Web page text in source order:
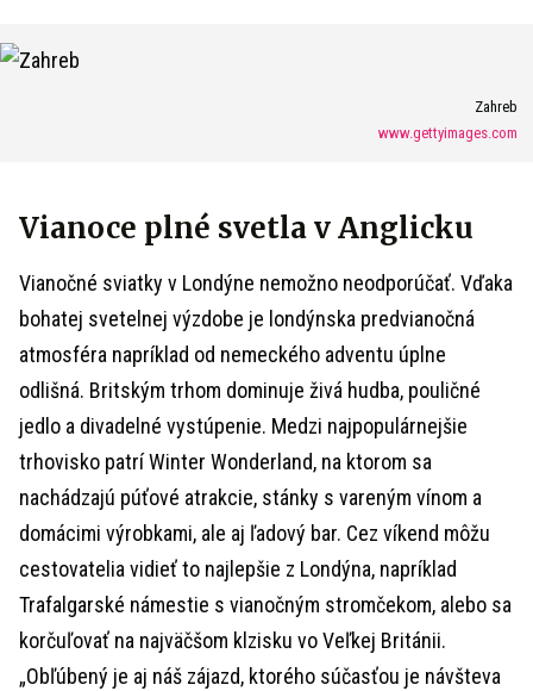
Zahreb
www.gettyimages.com
Vianoce plné svetla v Anglicku
Vianočné sviatky v Londýne nemožno neodporúčať. Vďaka
bohatej svetelnej výzdobe je londýnska predvianočná
atmosféra napríklad od nemeckého adventu úplne
odlišná. Britským trhom dominuje živá hudba, pouličné
jedlo a divadelné vystúpenie. Medzi najpopulárnejšie
trhovisko patrí Winter Wonderland, na ktorom sa
nachádzajú púťové atrakcie, stánky s vareným vínom a
domácimi výrobkami, ale aj ľadový bar. Cez víkend môžu
cestovatelia vidieť to najlepšie z Londýna, napríklad
Trafalgarské námestie s vianočným stromčekom, alebo sa
korčuľovať na najväčšom klzisku vo Veľkej Británii.
„Obľúbený je aj náš zájazd, ktorého súčasťou je návšteva